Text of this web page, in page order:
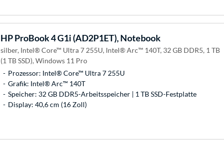
HPProBook 4 G1i (AD2P1ET), Notebook
silber, Intel® Core™ Ultra 7 255U, Intel® Arc™ 140T, 32 GB DDR5, 1 TB
(1 TB SSD), Windows 11 Pro
Prozessor: Intel® Core™ Ultra 7 255U
Grafik: Intel® Arc™ 140T
Speicher: 32 GB DDR5-Arbeitsspeicher | 1 TB SSD-Festplatte
Display: 40,6 cm (16 Zoll)